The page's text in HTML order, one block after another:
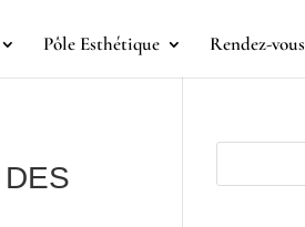
Pôle Esthétique Rendez-vous